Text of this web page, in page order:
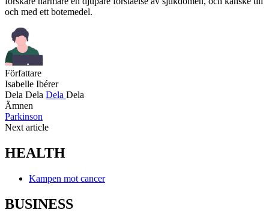
och med ett botemedel.
Författare
Isabelle Ibérer
Dela Dela Dela Dela
Ämnen
Parkinson
Next article
HEALTH
Kampen mot cancer
BUSINESS